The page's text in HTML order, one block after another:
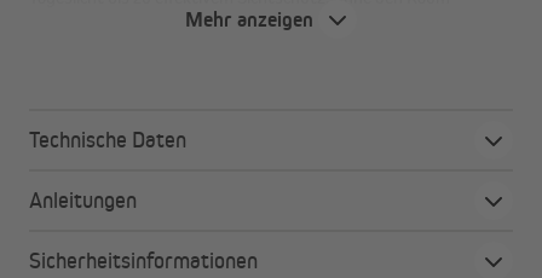
komplett zu verdunkeln. Elegant, praktisch und ideal für Wohn-
Deine Vorteile auf einen Blick:
Sekundenschnelle Montage Dank Vormontage
geegneit
Mehr anzeigen
Technische Daten
Anleitungen
Sicherheitsinformationen